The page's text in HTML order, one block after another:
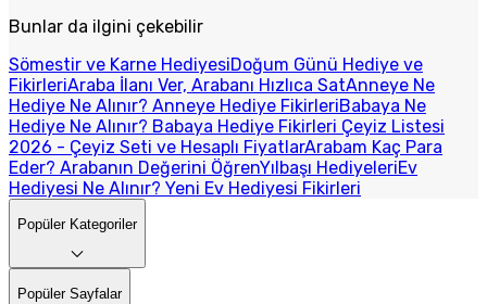
Bunlar da ilgini çekebilir
Sömestir ve Karne HediyesiDoğum Günü Hediye ve
FikirleriAraba İlanı Ver, Arabanı Hızlıca SatAnneye Ne
Hediye Ne Alınır? Anneye Hediye FikirleriBabaya Ne
Hediye Ne Alınır? Babaya Hediye Fikirleri Çeyiz Listesi
2026 - Çeyiz Seti ve Hesaplı FiyatlarArabam Kaç Para
Eder? Arabanın Değerini ÖğrenYılbaşı HediyeleriEv
Hediyesi Ne Alınır? Yeni Ev Hediyesi Fikirleri
Popüler Kategoriler
Popüler Sayfalar